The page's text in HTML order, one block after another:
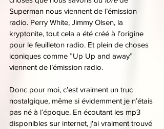
Superman nous viennent de l’émission
radio. Perry White, Jimmy Olsen, la
kryptonite, tout cela a été créé à l’origine
pour le feuilleton radio. Et plein de choses
iconiques comme ”Up Up and away”
viennent de l’émission radio.
Donc pour moi, c’est vraiment un truc
nostalgique, même si évidemment je n’étais
pas né à l’époque. En écoutant les mp3
disponibles sur internet, j'ai vraiment trouvé